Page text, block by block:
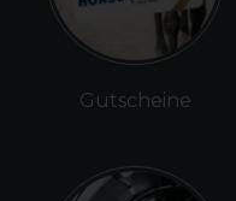
Gutscheine